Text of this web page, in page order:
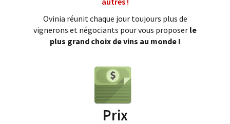
Ovinia réunit chaque jour toujours plus de
vignerons et négociants pour vous proposer le
plus grand choix de vins au monde !
Prix